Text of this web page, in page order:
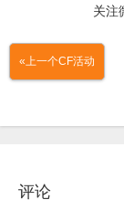
关注
«上一个CF活动
评论